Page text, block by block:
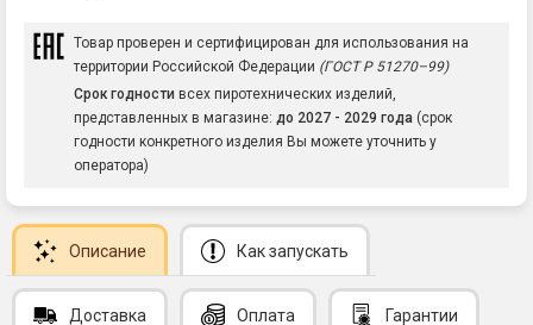
Товар проверен и сертифицирован для использования на
территории Российской Федерации (ГОСТ Р 51270–99)
Срок годности всех пиротехнических изделий,
представленных в магазине: до 2027 - 2029 года (срок
годности конкретного изделия Вы можете уточнить у
оператора)
Описание Как запускать
Доставка Оплата Гарантии